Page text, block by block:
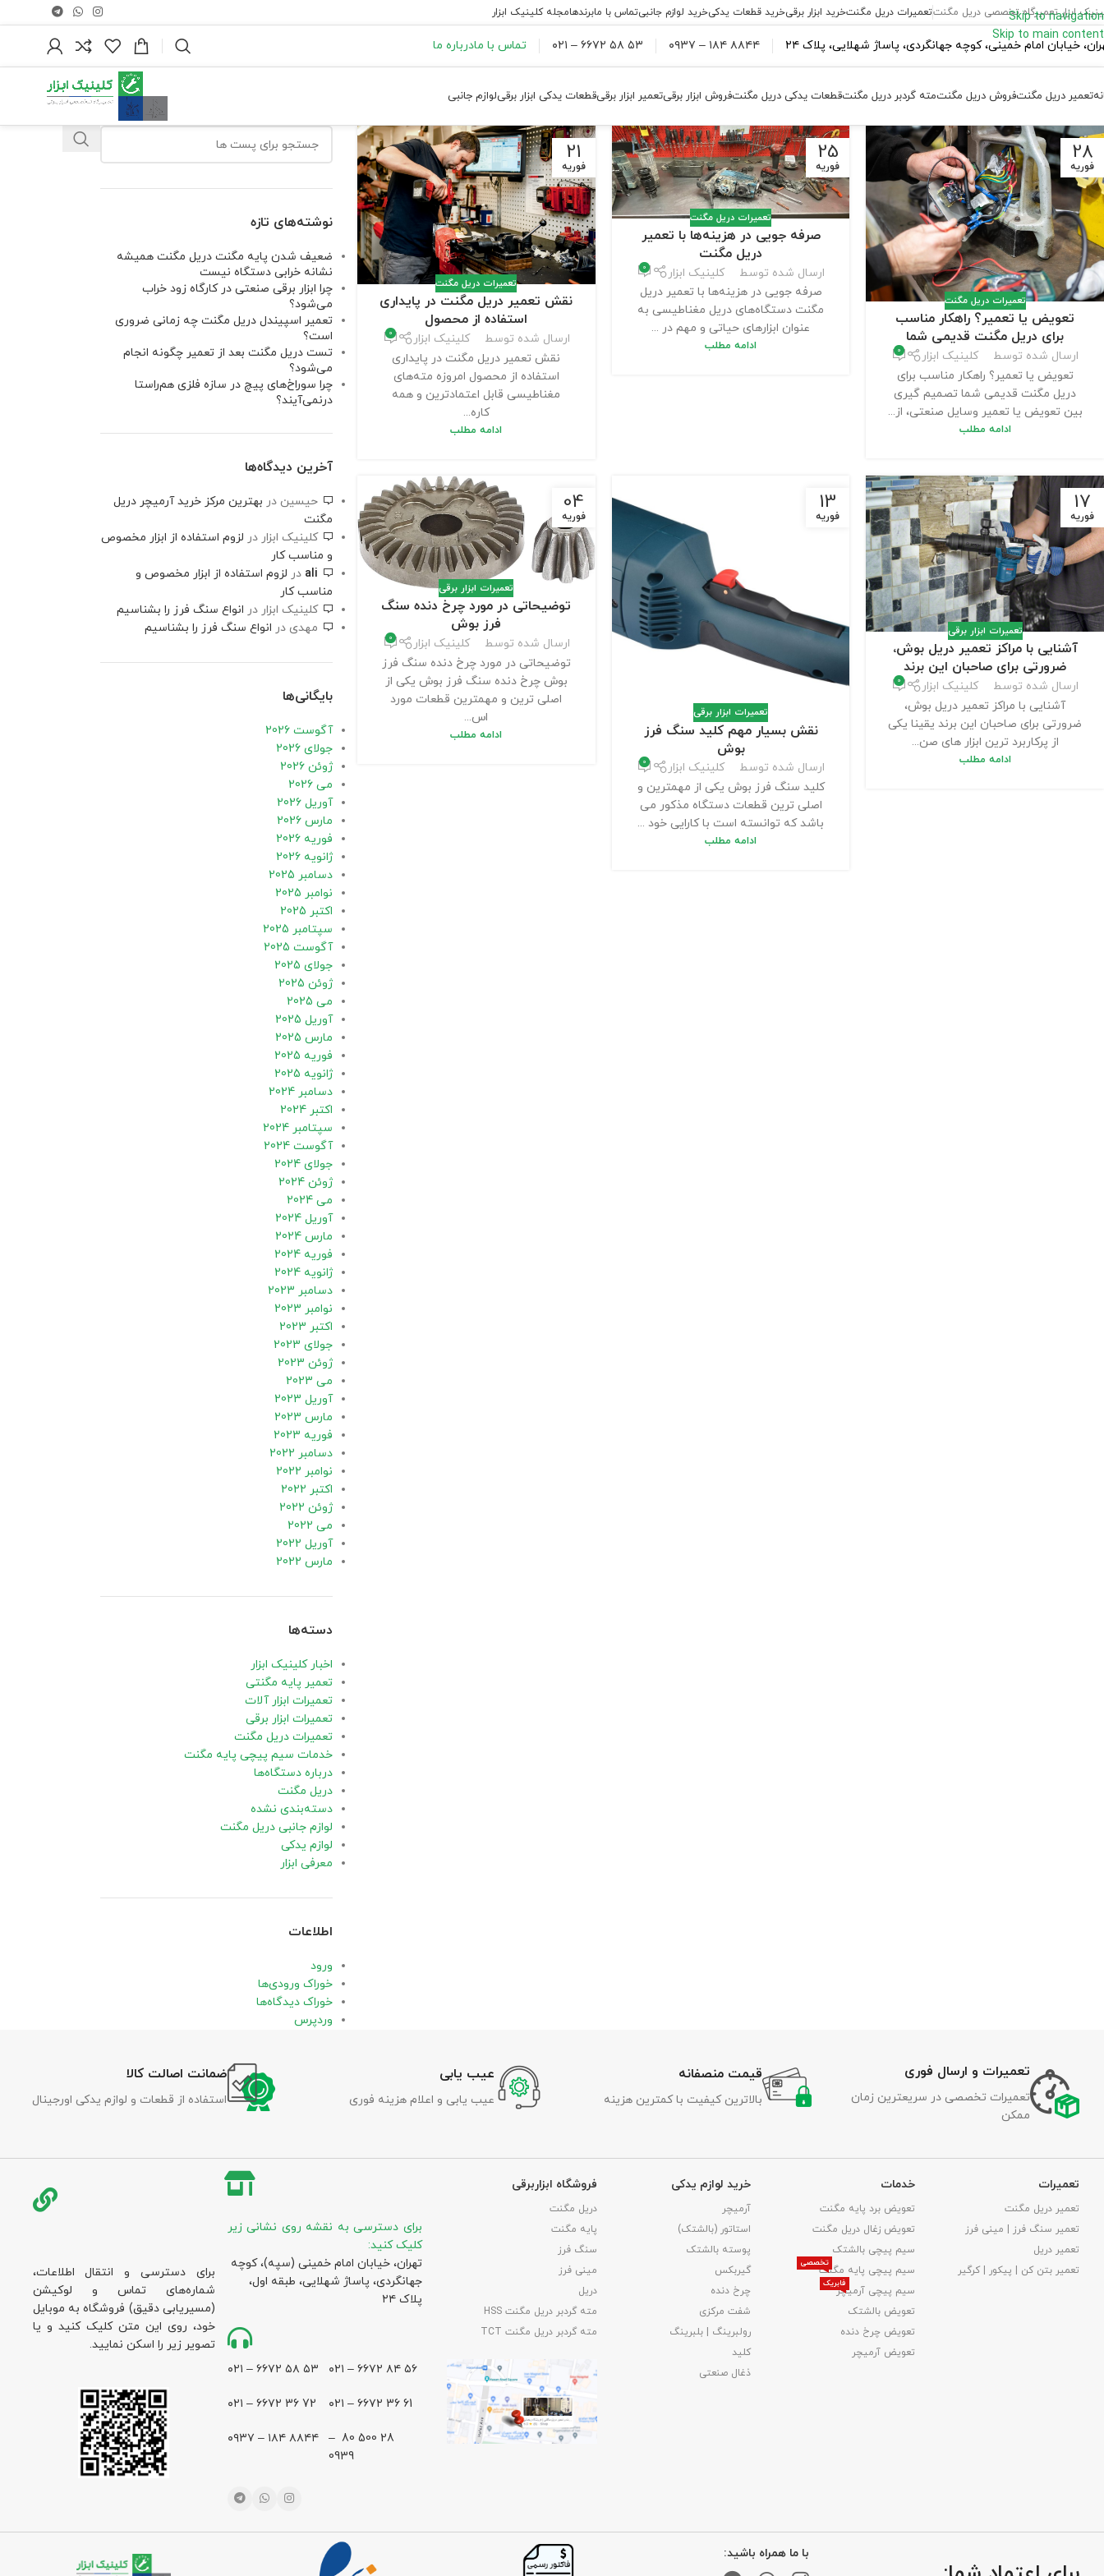
Skip to navigation
Skip to main content
ابزار تعمیرگاه تخصصی دریل مگنتتعمیرات دریل مگنتخرید ابزار برقیخرید قطعات یدکیخرید لوازم جانبیتماس با مابرندهامجله کلینیک ابزار
خیابان امام خمینی، کوچه جهانگردی، پاساژ شهلایی، پلاک ۲۴ ۸۸۴۴ ۱۸۴ – ۰۹۳۷ ۵۳ ۵۸ ۶۶۷۲ – ۰۲۱ تماس با مادرباره ما
تعمیر دریل مگنتفروش دریل مگنتمته گردبر دریل مگنتقطعات یدکی دریل مگنتفروش ابزار برقیتعمیر ابزار برقیقطعات یدکی ابزار برقیلوازم جانبی
28
فوریه
تعمیرات دریل مگنت
تعویض یا تعمیر؟ راهکار مناسب
برای دریل مگنت قدیمی شما
ارسال شده توسط کلینیک ابزار 0
تعویض یا تعمیر؟ راهکار مناسب برای
دریل مگنت قدیمی شما تصمیم گیری
بین تعویض یا تعمیر وسایل صنعتی، از...
ادامه مطلب
25
فوریه
تعمیرات دریل مگنت
صرفه جویی در هزینه‌ها با تعمیر
دریل مگنت
ارسال شده توسط کلینیک ابزار 0
صرفه جویی در هزینه‌ها با تعمیر دریل
مگنت دستگاه‌های دریل مغناطیسی به
عنوان ابزارهای حیاتی و مهم در ...
ادامه مطلب
21
فوریه
تعمیرات دریل مگنت
نقش تعمیر دریل مگنت در پایداری
استفاده از محصول
ارسال شده توسط کلینیک ابزار 0
نقش تعمیر دریل مگنت در پایداری
استفاده از محصول امروزه مته‌های
مغناطیسی قابل اعتمادترین و همه
کاره...
ادامه مطلب
17
فوریه
تعمیرات ابزار برقی
آشنایی با مراکز تعمیر دریل بوش،
ضرورتی برای صاحبان این برند
ارسال شده توسط کلینیک ابزار 0
آشنایی با مراکز تعمیر دریل بوش،
ضرورتی برای صاحبان این برند یقینا یکی
از پرکاربرد ترین ابزار های صن...
ادامه مطلب
13
فوریه
تعمیرات ابزار برقی
نقش بسیار مهم کلید سنگ فرز
بوش
ارسال شده توسط کلینیک ابزار 0
کلید سنگ فرز بوش یکی از مهمترین و
اصلی ترین قطعات دستگاه مذکور می
باشد که توانسته است با کارایی خود ...
ادامه مطلب
04
فوریه
تعمیرات ابزار برقی
توضیحاتی در مورد چرخ دنده سنگ
فرز بوش
ارسال شده توسط کلینیک ابزار 0
توضیحاتی در مورد چرخ دنده سنگ فرز
بوش چرخ دنده سنگ فرز بوش یکی از
اصلی ترین و مهمترین قطعات مورد
اس...
ادامه مطلب
نوشته‌های تازه
ضعیف شدن پایه مگنت دریل مگنت همیشه
نشانه خرابی دستگاه نیست
چرا ابزار برقی صنعتی در کارگاه زود خراب
می‌شود؟
تعمیر اسپیندل دریل مگنت چه زمانی ضروری
است؟
تست دریل مگنت بعد از تعمیر چگونه انجام
می‌شود؟
چرا سوراخ‌های پیچ در سازه فلزی هم‌راستا
درنمی‌آیند؟
آخرین دیدگاه‌ها
حیسین در بهترین مرکز خرید آرمیچر دریل
مگنت
کلینیک ابزار در لزوم استفاده از ابزار مخصوص
و مناسب کار
ali در لزوم استفاده از ابزار مخصوص و
مناسب کار
کلینیک ابزار در انواع سنگ فرز را بشناسیم
مهدی در انواع سنگ فرز را بشناسیم
بایگانی‌ها
آگوست 2026
جولای 2026
ژوئن 2026
می 2026
آوریل 2026
مارس 2026
فوریه 2026
ژانویه 2026
دسامبر 2025
نوامبر 2025
اکتبر 2025
سپتامبر 2025
آگوست 2025
جولای 2025
ژوئن 2025
می 2025
آوریل 2025
مارس 2025
فوریه 2025
ژانویه 2025
دسامبر 2024
اکتبر 2024
سپتامبر 2024
آگوست 2024
جولای 2024
ژوئن 2024
می 2024
آوریل 2024
مارس 2024
فوریه 2024
ژانویه 2024
دسامبر 2023
نوامبر 2023
اکتبر 2023
جولای 2023
ژوئن 2023
می 2023
آوریل 2023
مارس 2023
فوریه 2023
دسامبر 2022
نوامبر 2022
اکتبر 2022
ژوئن 2022
می 2022
آوریل 2022
مارس 2022
دسته‌ها
اخبار کلینیک ابزار
تعمیر پایه مگنتی
تعمیرات ابزار آلات
تعمیرات ابزار برقی
تعمیرات دریل مگنت
خدمات سیم پیچی پایه مگنت
درباره دستگاه‌ها
دریل مگنت
دسته‌بندی نشده
لوازم جانبی دریل مگنت
لوازم یدکی
معرفی ابزار
اطلاعات
ورود
خوراک ورودی‌ها
خوراک دیدگاه‌ها
وردپرس
تعمیرات و ارسال فوری
تعمیرات تخصصی در سریعترین زمان
ممکن
قیمت منصفانه
بالاترین کیفیت با کمترین هزینه
عیب یابی
عیب یابی و اعلام هزینه فوری
ضمانت اصالت کالا
استفاده از قطعات و لوازم یدکی اورجینال
تعمیرات
تعمیر دریل مگنت
تعمیر سنگ فرز | مینی فرز
تعمیر دریل
تعمیر بتن کن | پیکور | کرگیر
خدمات
تعویض برد پایه مگنت
تعویض زغال دریل مگنت
سیم پیچی بالشتک
سیم پیچی پایه مگنت
تخصصی
سیم پیچی آرمیچر
فابریک
تعویض بالشتک​
تعویض چرخ دنده
تعویض آرمیچر
خرید لوازم یدکی
آرمیچر
استاتور (بالشتک)
پوسته بالشتک
گیربکس
چرخ دنده
شفت مرکزی
رولبرینگ | بلبرینگ
کلید
ذغال صنعتی
فروشگاه ابزاربرقی
دریل مگنت
پایه مگنت
سنگ فرز
مینی فرز
دریل
مته گردبر دریل مگنت HSS
مته گردبر دریل مگنت TCT
برای دسترسی به نقشه روی نشانی زیر
کلیک کنید:
تهران، خیابان امام خمینی (سپه)، کوچه
جهانگردی،‌ پاساژ شهلایی، طبقه اول،
پلاک ۲۴
۵۶ ۸۴ ۶۶۷۲ – ۰۲۱
61 36 ۶۶۷۲ – ۰۲۱
28 500 80 –
0939
۵۳ ۵۸ ۶۶۷۲ – ۰۲۱
72 36 ۶۶۷۲ – ۰۲۱
۸۸۴۴ ۱۸۴ – ۰۹۳۷
برای دسترسی و انتقال اطلاعات،
شماره‌های تماس و لوکیشن
(مسیریابی دقیق) فروشگاه به موبایل
خود، روی این متن کلیک کنید و یا
تصویر زیر را اسکن نمایید.
با ما همراه باشید: